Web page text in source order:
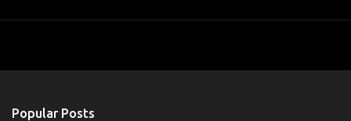
Popular Posts